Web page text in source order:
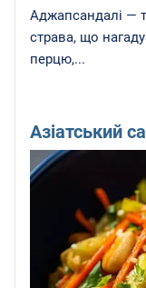
Аджапсандалі —
страва, що
перцю,...
Азіатський